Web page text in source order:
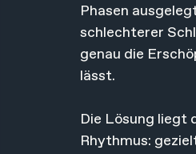
Phasen
schlechterer
genau die
lässt.
Die Lösung liegt
Rhythmus: